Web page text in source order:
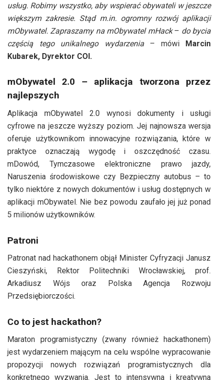
usług. Robimy wszystko, aby wspierać obywateli w jeszcze
większym zakresie. Stąd m.in. ogromny rozwój aplikacji
mObywatel. Zapraszamy na mObywatel mHack– do bycia
częścią tego unikalnego wydarzenia – mówi Marcin
Kubarek, Dyrektor COI.
mObywatel 2.0 – aplikacja tworzona przez
najlepszych
Aplikacja mObywatel 2.0 wynosi dokumenty i usługi
cyfrowe na jeszcze wyższy poziom. Jej najnowsza wersja
oferuje użytkownikom innowacyjne rozwiązania, które w
praktyce oznaczają wygodę i oszczędność czasu.
mDowód, Tymczasowe elektroniczne prawo jazdy,
Naruszenia środowiskowe czy Bezpieczny autobus – to
tylko niektóre z nowych dokumentów i usług dostępnych w
aplikacji mObywatel. Nie bez powodu zaufało jej już ponad
5 milionów użytkowników.
Patroni
Patronat nad hackathonem objął Minister Cyfryzacji Janusz
Cieszyński, Rektor Politechniki Wrocławskiej, prof.
Arkadiusz Wójs oraz Polska Agencja Rozwoju
Przedsiębiorczości.
Co to jest hackathon?
Maraton programistyczny (zwany również hackathonem)
jest wydarzeniem mającym na celu wspólne wypracowanie
propozycji nowych rozwiązań programistycznych dla
konkretnego wyzwania. Jest to intensywna i kreatywna